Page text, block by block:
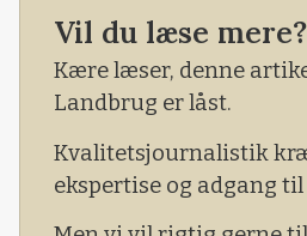
CO2-afgift på landbrugets
behøver det hverken at
fornuftigt.
kommer fra danskernes
forhånd fredet fra direkte
Vil du læse mere?
Kære læser, denne
Landbrug er låst.
Kvalitetsjournalistik
ekspertise og adgang